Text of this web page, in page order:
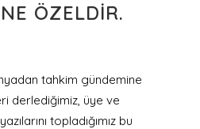
ÖZELDIR.
tahkim gündemine
derlediğimiz, üye ve
topladığımız bu